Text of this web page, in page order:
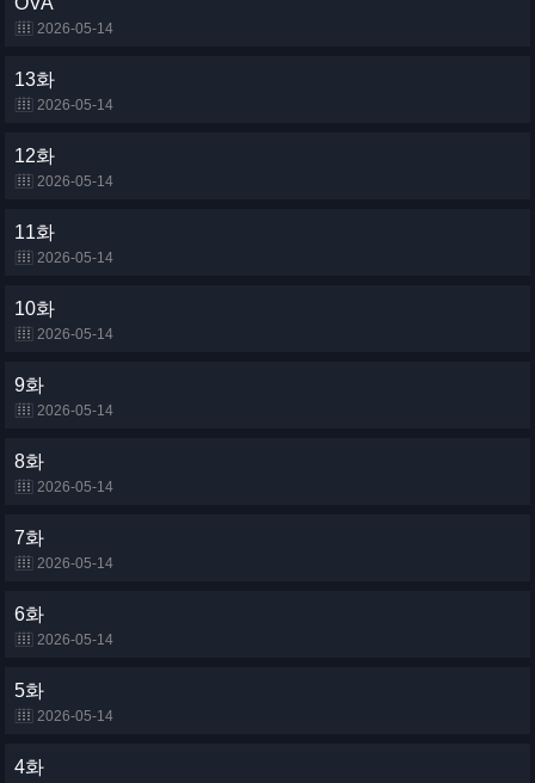
2026-05-14
13화
2026-05-14
12화
2026-05-14
11화
2026-05-14
10화
2026-05-14
9화
2026-05-14
8화
2026-05-14
7화
2026-05-14
6화
2026-05-14
5화
2026-05-14
4화